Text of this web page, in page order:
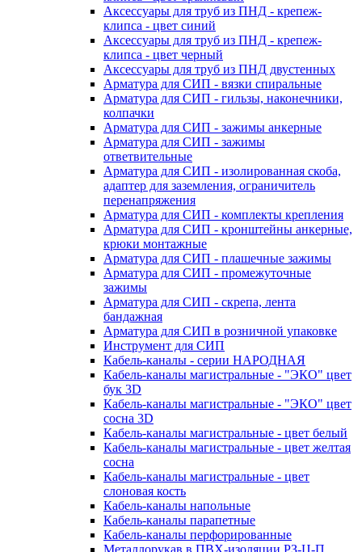
Аксессуары для труб из ПНД - крепеж-
клипса - цвет синий
Аксессуары для труб из ПНД - крепеж-
клипса - цвет черный
Аксессуары для труб из ПНД двустенных
Арматура для СИП - вязки спиральные
Арматура для СИП - гильзы, наконечники,
колпачки
Арматура для СИП - зажимы анкерные
Арматура для СИП - зажимы
ответвительные
Арматура для СИП - изолированная скоба,
адаптер для заземления, ограничитель
перенапряжения
Арматура для СИП - комплекты крепления
Арматура для СИП - кронштейны анкерные,
крюки монтажные
Арматура для СИП - плашечные зажимы
Арматура для СИП - промежуточные
зажимы
Арматура для СИП - скрепа, лента
бандажная
Арматура для СИП в розничной упаковке
Инструмент для СИП
Кабель-каналы - серии НАРОДНАЯ
Кабель-каналы магистральные - "ЭКО" цвет
бук 3D
Кабель-каналы магистральные - "ЭКО" цвет
сосна 3D
Кабель-каналы магистральные - цвет белый
Кабель-каналы магистральные - цвет желтая
сосна
Кабель-каналы магистральные - цвет
слоновая кость
Кабель-каналы напольные
Кабель-каналы парапетные
Кабель-каналы перфорированные
Металлорукав в ПВХ-изоляции РЗ-Ц-П